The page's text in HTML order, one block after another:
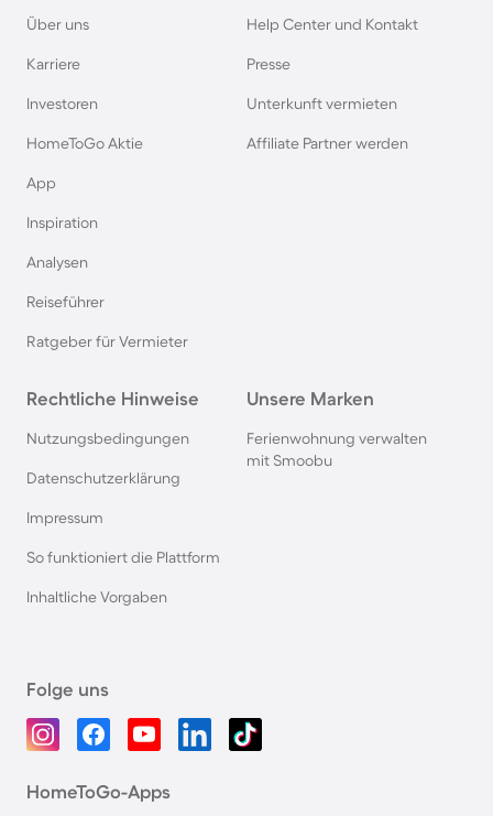
Über uns
Karriere
Investoren
HomeToGo Aktie
App
Inspiration
Analysen
Reiseführer
Ratgeber für Vermieter
Help Center und Kontakt
Presse
Unterkunft vermieten
Affiliate Partner werden
Rechtliche Hinweise
Nutzungsbedingungen
Datenschutzerklärung
Impressum
So funktioniert die Plattform
Inhaltliche Vorgaben
Unsere Marken
Ferienwohnung verwalten
mit Smoobu
Folge uns
HomeToGo-Apps